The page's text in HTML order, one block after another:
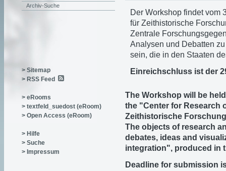
Der Workshop findet vom
für Zeithistorische
Zentrale
Analysen und Debatten
sein, die in den Staaten
Einreichschluss ist der
The Workshop will be
the "Center for Research
Zeithistorische
The objects of research
debates, ideas and
integration", produced in
Deadline for submission
Archiv-Suche
> Sitemap
> RSS Feed
> eRooms
> textfeld_suedost (eRoom)
> Open Access (eRoom)
> Hilfe
> Suche
> Impressum